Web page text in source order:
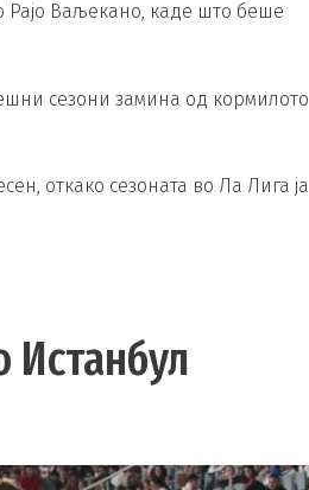
Ваљекано, каде што беше
сезони замина од кормилото
откако сезоната во Ла Лига ја
Истанбул